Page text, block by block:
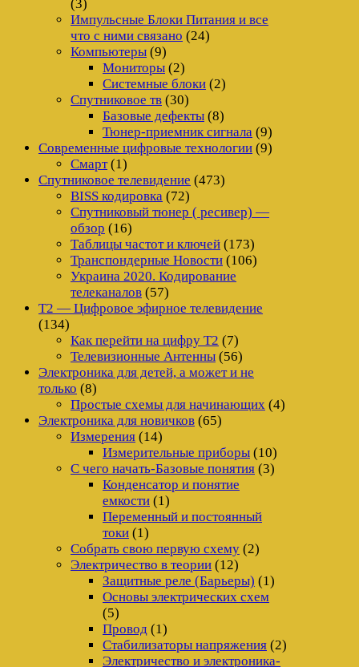
(3)
Импульсные Блоки Питания и все
что с ними связано (24)
Компьютеры (9)
Мониторы (2)
Системные блоки (2)
Спутниковое тв (30)
Базовые дефекты (8)
Тюнер-приемник сигнала (9)
Современные цифровые технологии (9)
Смарт(1)
Спутниковое телевидение (473)
BISS кодировка (72)
Спутниковый тюнер ( ресивер) —
обзор (16)
Таблицы частот и ключей (173)
Транспондерные Новости (106)
Украина 2020. Кодирование
телеканалов (57)
Т2 — Цифровое эфирное телевидение
(134)
Как перейти на цифру Т2 (7)
Телевизионные Антенны (56)
Электроника для детей, а может и не
только (8)
Простые схемы для начинающих (4)
Электроника для новичков (65)
Измерения (14)
Измерительные приборы (10)
С чего начать-Базовые понятия (3)
Конденсатор и понятие
емкости (1)
Переменный и постоянный
токи (1)
Собрать свою первую схему (2)
Электричество в теории (12)
Защитные реле (Барьеры) (1)
Основы электрических схем
(5)
Провод (1)
Стабилизаторы напряжения (2)
Электричество и электроника-